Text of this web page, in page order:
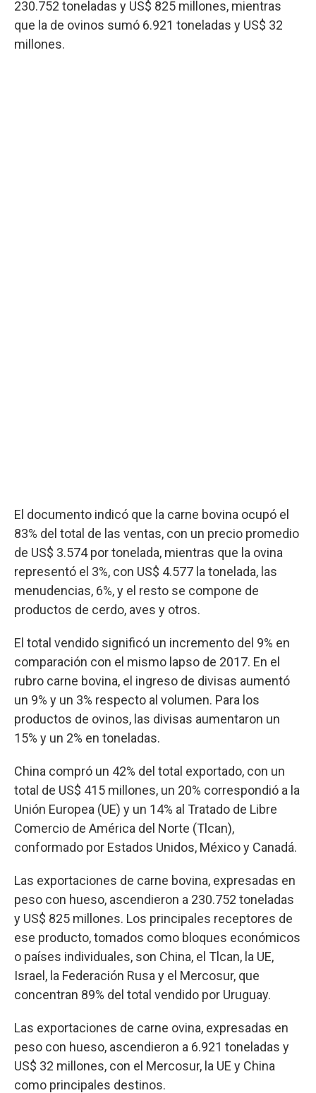
230.752 toneladas y US$ 825 millones, mientras
que la de ovinos sumó 6.921 toneladas y US$ 32
millones.
El documento indicó que la carne bovina ocupó el
83% del total de las ventas, con un precio promedio
de US$ 3.574 por tonelada, mientras que la ovina
representó el 3%, con US$ 4.577 la tonelada, las
menudencias, 6%, y el resto se compone de
productos de cerdo, aves y otros.
El total vendido significó un incremento del 9% en
comparación con el mismo lapso de 2017. En el
rubro carne bovina, el ingreso de divisas aumentó
un 9% y un 3% respecto al volumen. Para los
productos de ovinos, las divisas aumentaron un
15% y un 2% en toneladas.
China compró un 42% del total exportado, con un
total de US$ 415 millones, un 20% correspondió a la
Unión Europea (UE) y un 14% al Tratado de Libre
Comercio de América del Norte (Tlcan),
conformado por Estados Unidos, México y Canadá.
Las exportaciones de carne bovina, expresadas en
peso con hueso, ascendieron a 230.752 toneladas
y US$ 825 millones. Los principales receptores de
ese producto, tomados como bloques económicos
o países individuales, son China, el Tlcan, la UE,
Israel, la Federación Rusa y el Mercosur, que
concentran 89% del total vendido por Uruguay.
Las exportaciones de carne ovina, expresadas en
peso con hueso, ascendieron a 6.921 toneladas y
US$ 32 millones, con el Mercosur, la UE y China
como principales destinos.